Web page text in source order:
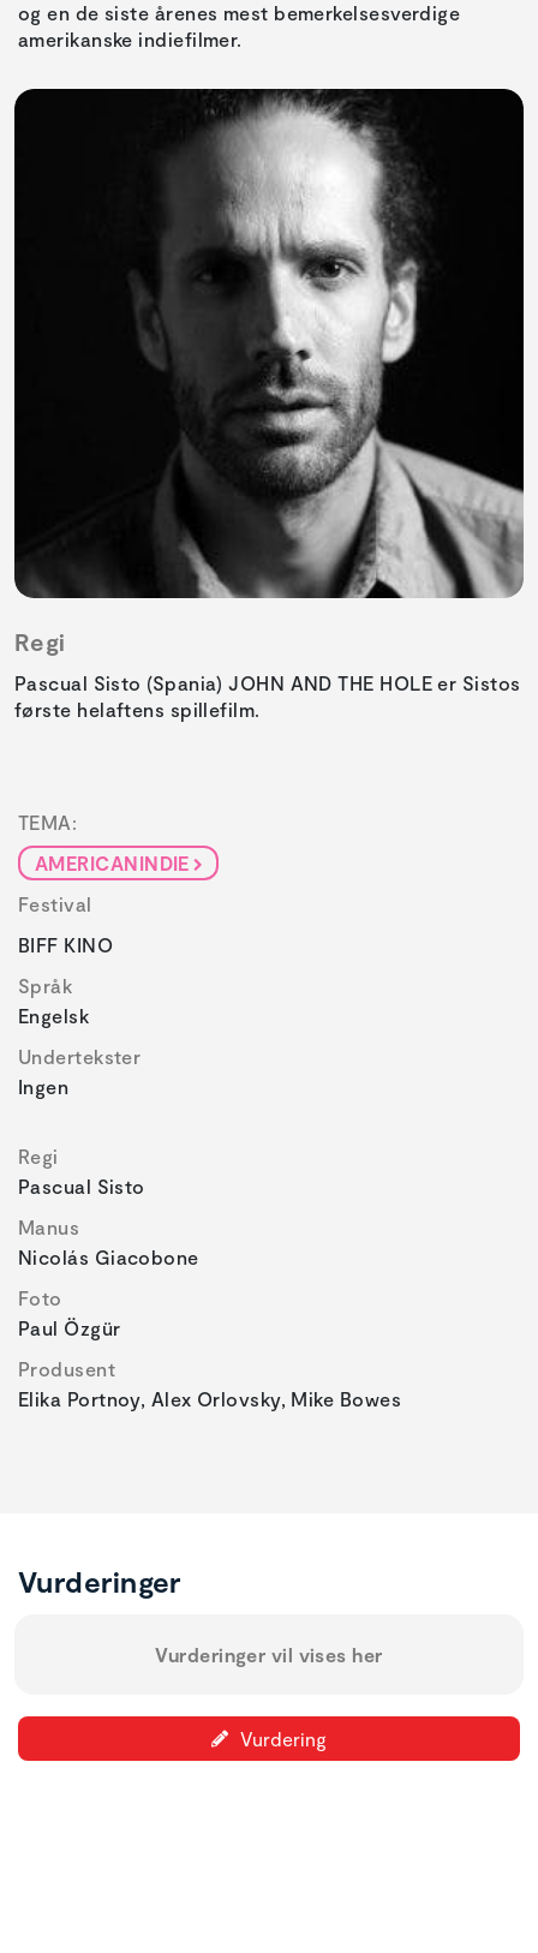
og en de siste årenes mest bemerkelsesverdige
amerikanske indiefilmer.
Regi
Pascual Sisto (Spania) JOHN AND THE HOLE er Sistos
første helaftens spillefilm.
TEMA:
AMERICANINDIE
Festival
BIFF KINO
Språk
Engelsk
Undertekster
Ingen
Regi
Pascual Sisto
Manus
Nicolás Giacobone
Foto
Paul Özgür
Produsent
Elika Portnoy, Alex Orlovsky, Mike Bowes
Vurderinger
Vurderinger vil vises her
Vurdering